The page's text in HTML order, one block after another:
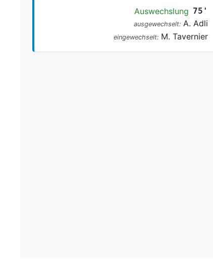
Auswechslung 75'
ausgewechselt: A. Adli
eingewechselt: M. Tavernier